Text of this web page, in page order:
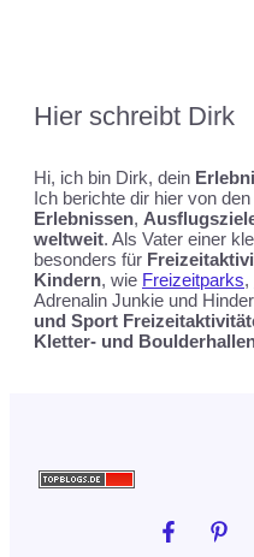
Hier schreibt Dirk
Hi, ich bin Dirk, dein
Ich berichte dir hier von
Erlebnissen,
weltweit. Als Vater einer
besonders für
Kindern, wie Freizeitparks,
Adrenalin Junkie und
und Sport
Kletter- und